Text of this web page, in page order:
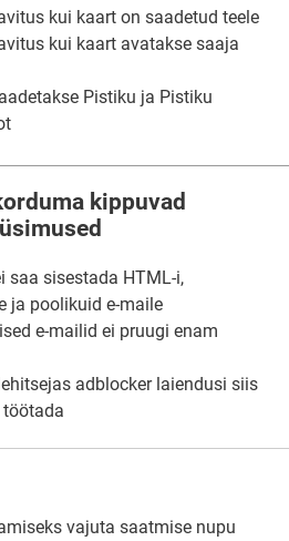
kui kaart on saadetud teele
kui kaart avatakse saaja
Pistiku ja Pistiku
kippuvad
saa sisestada HTML-i,
ja poolikuid e-maile
e-mailid ei pruugi enam
adblocker laiendusi siis
vajuta saatmise nupu